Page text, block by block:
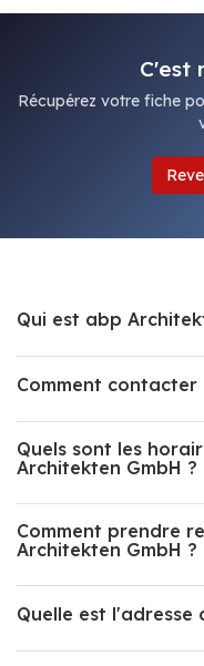
C'est
Récupérez votre fiche
Qui est abp
Comment contacter
Quels sont les
Architekten GmbH ?
Comment prendre
Architekten GmbH ?
Quelle est l'adresse